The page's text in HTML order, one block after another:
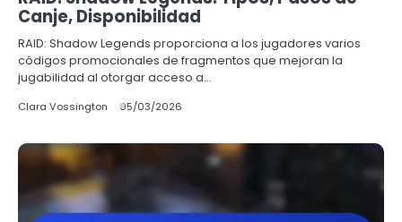
Canje, Disponibilidad
RAID: Shadow Legends proporciona a los jugadores varios
códigos promocionales de fragmentos que mejoran la
jugabilidad al otorgar acceso a…
Clara Vossington 05/03/2026